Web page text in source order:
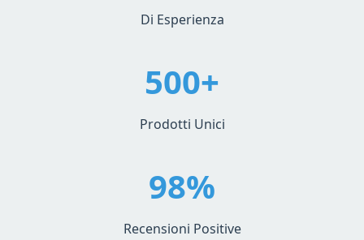
Di Esperienza
500+
Prodotti Unici
98%
Recensioni Positive